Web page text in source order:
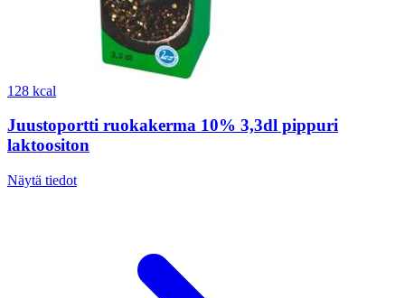
128 kcal
Juustoportti ruokakerma 10% 3,3dl pippuri
laktoositon
Näytä tiedot